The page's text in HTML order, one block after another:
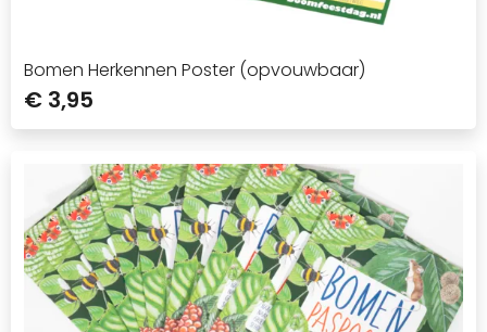
Bomen Herkennen Poster (opvouwbaar)
€ 3,95